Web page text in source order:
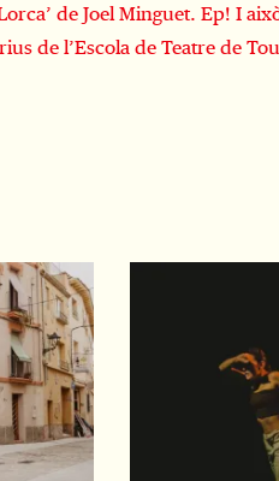
de Joel Minguet. Ep! I
de l’Escola de Teatre de